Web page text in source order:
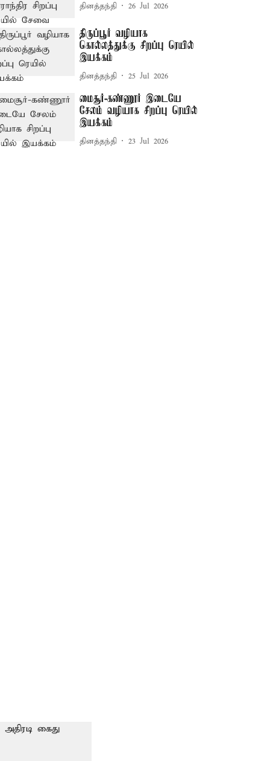
தினத்தந்தி 26 Jul 2026
திருப்பூர் வழியாக
கொல்லத்துக்கு சிறப்பு ரெயில்
இயக்கம்
தினத்தந்தி 25 Jul 2026
மைசூர்-கண்ணூர் இடையே
சேலம் வழியாக சிறப்பு ரெயில்
இயக்கம்
தினத்தந்தி 23 Jul 2026